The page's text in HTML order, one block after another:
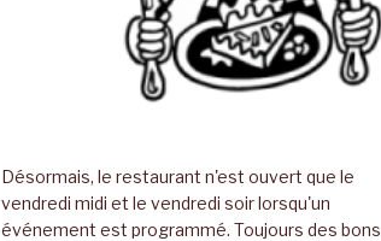
Désormais, le restaurant n'est ouvert que le
vendredi midi et le vendredi soir lorsqu'un
événement est programmé. Toujours des bons